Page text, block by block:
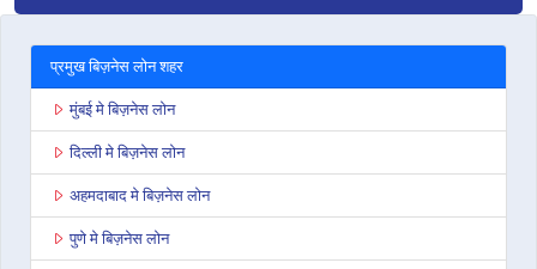
प्रमुख बिज़नेस लोन शहर
मुंबई मे बिज़नेस लोन
दिल्ली मे बिज़नेस लोन
अहमदाबाद मे बिज़नेस लोन
पुणे मे बिज़नेस लोन